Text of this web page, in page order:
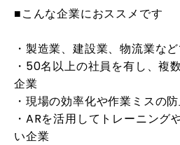
■こんな企業におススメです
・製造業、建設業、物流業な
・50名以上の社員を有し、複
企業
・現場の効率化や作業ミスの
・ARを活用してトレーニング
い企業